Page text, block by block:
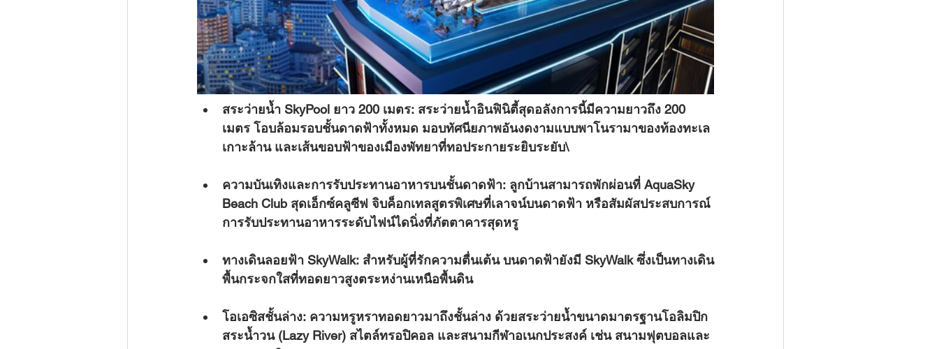
สระว่ายน้ำ SkyPool ยาว 200 เมตร: สระว่ายน้ำอินฟินิตี้สุดอลังการนี้มีความยาวถึง 200
เมตร โอบล้อมรอบชั้นดาดฟ้าทั้งหมด มอบทัศนียภาพอันงดงามแบบพาโนรามาของท้องทะเล
เกาะล้าน และเส้นขอบฟ้าของเมืองพัทยาที่ทอประกายระยิบระยับ\
ความบันเทิงและการรับประทานอาหารบนชั้นดาดฟ้า: ลูกบ้านสามารถพักผ่อนที่ AquaSky
Beach Club สุดเอ็กซ์คลูซีฟ จิบค็อกเทลสูตรพิเศษที่เลาจน์บนดาดฟ้า หรือสัมผัสประสบการณ์
การรับประทานอาหารระดับไฟน์ไดนิ่งที่ภัตตาคารสุดหรู
ทางเดินลอยฟ้า SkyWalk: สำหรับผู้ที่รักความตื่นเต้น บนดาดฟ้ายังมี SkyWalk ซึ่งเป็นทางเดิน
พื้นกระจกใสที่ทอดยาวสูงตระหง่านเหนือพื้นดิน
โอเอซิสชั้นล่าง: ความหรูหราทอดยาวมาถึงชั้นล่าง ด้วยสระว่ายน้ำขนาดมาตรฐานโอลิมปิก
สระน้ำวน (Lazy River) สไตล์ทรอปิคอล และสนามกีฬาอเนกประสงค์ เช่น สนามฟุตบอลและ